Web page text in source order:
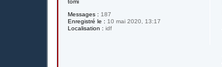
Messages : 187
Enregistré le : 10 mai 2020, 13:17
Localisation : idf